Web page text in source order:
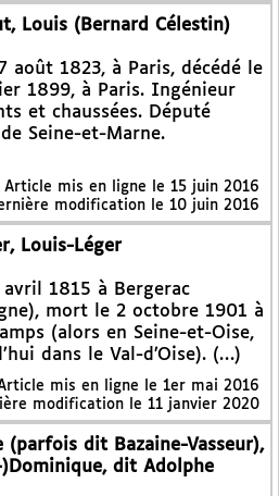
Louis (Bernard Célestin)
août 1823, à Paris, décédé le
1899, à Paris. Ingénieur
et chaussées. Député
Seine-et-Marne.
Article mis en ligne le 15 juin 2016
modification le 10 juin 2016
Louis-Léger
avril 1815 à Bergerac
mort le 2 octobre 1901 à
(alors en Seine-et-Oise,
dans le Val-d’Oise). (…)
mis en ligne le 1er mai 2016
modification le 11 janvier 2020
(parfois dit Bazaine-Vasseur),
dit Adolphe